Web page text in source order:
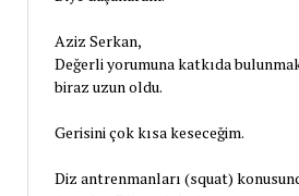
Aziz Serkan,
Değerli yorumuna katkıda
biraz uzun oldu.
Gerisini çok kısa keseceğim.
Diz antrenmanları (squat)